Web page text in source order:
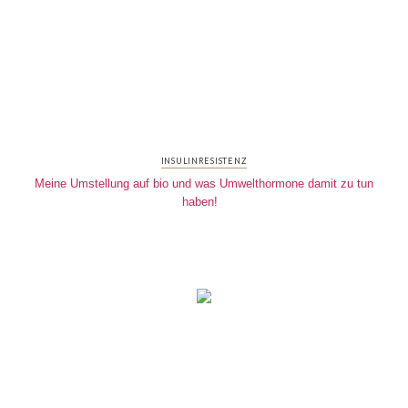
INSULINRESISTENZ
Meine Umstellung auf bio und was Umwelthormone damit zu tun
haben!